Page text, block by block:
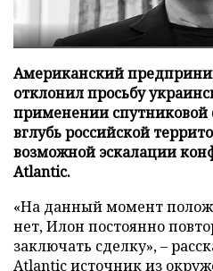
Американский
отклонил просьбу
применении спутниковой
вглубь российской
возможной эскалации
Atlantic.
«На данный момент
нет, Илон постоянно
заключать сделку», –
Atlanticисточник из